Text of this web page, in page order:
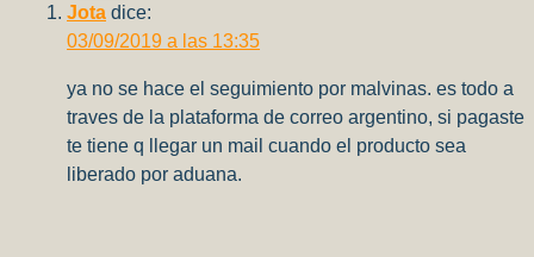
Jota dice:
03/09/2019 a las 13:35
ya no se hace el seguimiento por malvinas. es todo a
traves de la plataforma de correo argentino, si pagaste
te tiene q llegar un mail cuando el producto sea
liberado por aduana.